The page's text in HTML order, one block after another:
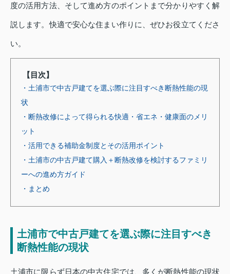
度の活用方法、そして進め方のポイントまで分かりやすく解
説します。快適で安心な住まい作りに、ぜひお役立てくださ
い。
【目次】
・土浦市で中古戸建てを選ぶ際に注目すべき断熱性能の現
状
・断熱改修によって得られる快適・省エネ・健康面のメリ
ット
・活用できる補助金制度とその活用ポイント
・土浦市の中古戸建て購入＋断熱改修を検討するファミリ
ーへの進め方ガイド
・まとめ
土浦市で中古戸建てを選ぶ際に注目すべき
断熱性能の現状
土浦市に限らず日本の中古住宅では、多くが断熱性能の現状